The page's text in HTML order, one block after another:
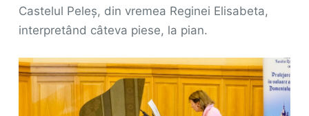
Castelul Peleș, din vremea Reginei Elisabeta,
interpretând câteva piese, la pian.